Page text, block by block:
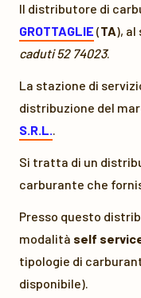
Il distributore di
GROTTAGLIE (TA),
caduti 52 74023.
La stazione di
distribuzione del
S.R.L..
Si tratta di un
carburante che
Presso questo
modalità self
tipologie di
disponibile).